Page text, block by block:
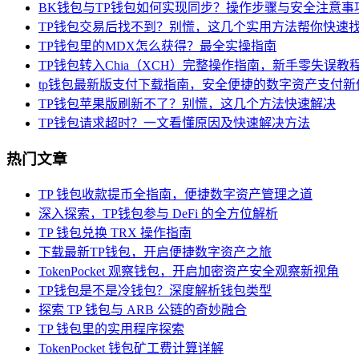
BK钱包与TP钱包如何实现同步？操作步骤与安全注意事
TP钱包交易后找不到？别慌，这几个实用方法帮你快速
TP钱包里的MDX怎么获得？最全实操指南
TP钱包转入Chia（XCH）完整操作指南，新手零失误教
tp钱包最新版支付下载指南，安全便捷的数字资产支付新
TP钱包苹果版刷新不了？别慌，这几个方法快速解决
TP钱包请求超时？一文看懂原因及快速解决方法
热门文章
TP 钱包收款提币全指南，便捷数字资产管理之道
深入探索，TP钱包参与 DeFi 的全方位解析
TP 钱包兑换 TRX 操作指南
下载最新TP钱包，开启便捷数字资产之旅
TokenPocket 观察钱包，开启加密资产安全观察新视角
TP钱包是不是冷钱包？深度解析钱包类型
探索 TP 钱包与 ARB 公链的奇妙融合
TP 钱包里的实用程序探索
TokenPocket 钱包矿工费计算详解